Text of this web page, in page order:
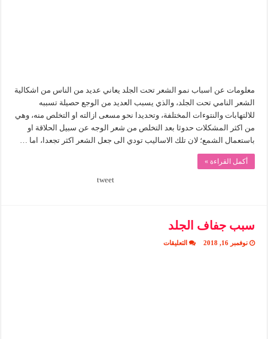
معلومات عن اسباب نمو الشعر تحت الجلد يعاني عديد من الناس من اشكالية
الشعر النامي تحت الجلد، والذي يسبب العديد من الوجع حصيلة تسببه
للالتهابات والنتوءات المختلفة، وتحديدا نحو مسعى ازالته او التخلص منه، وهي
من اكثر المشكلات حدوثا بعد التخلص من شعر الوجه عن سبيل الحلاقة او
باستعمال الشمع؛ لان تلك الاساليب تودي الى جعل الشعر اكثر تجعدا، اما …
أكمل القراءة »
tweet
سبب جفاف الجلد
نوفمبر 16, 2018 التعليقاتعلى